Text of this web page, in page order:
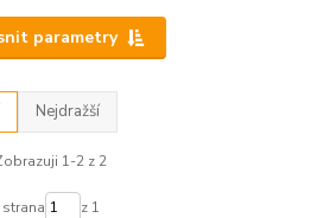
parametry
Nejdražší
1-2 z 2
strana z 1